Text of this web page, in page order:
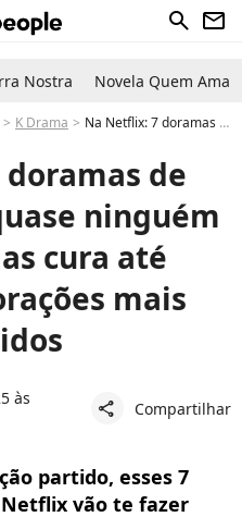
search newsletter
Nostra Novela Quem Ama
K Drama Na Netflix: 7 doramas de romance que quase ninguém conhece, mas cura até mesmo os corações mais partidos
de
ninguém
cura até
mais
às
share Compartilhar
partido, esses 7
vão te fazer